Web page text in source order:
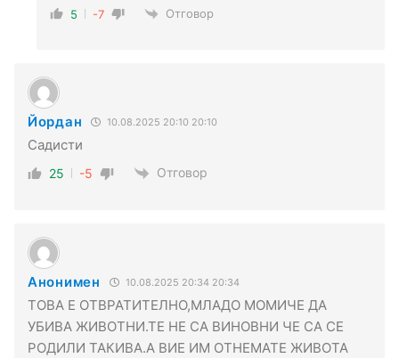
5 -7 Отговор
Йордан 10.08.2025 20:10 20:10
Садисти
25 -5 Отговор
Анонимен 10.08.2025 20:34 20:34
ТОВА Е ОТВРАТИТЕЛНО,МЛАДО МОМИЧЕ ДА
УБИВА ЖИВОТНИ.ТЕ НЕ СА ВИНОВНИ ЧЕ СА СЕ
РОДИЛИ ТАКИВА.А ВИЕ ИМ ОТНЕМАТЕ ЖИВОТА